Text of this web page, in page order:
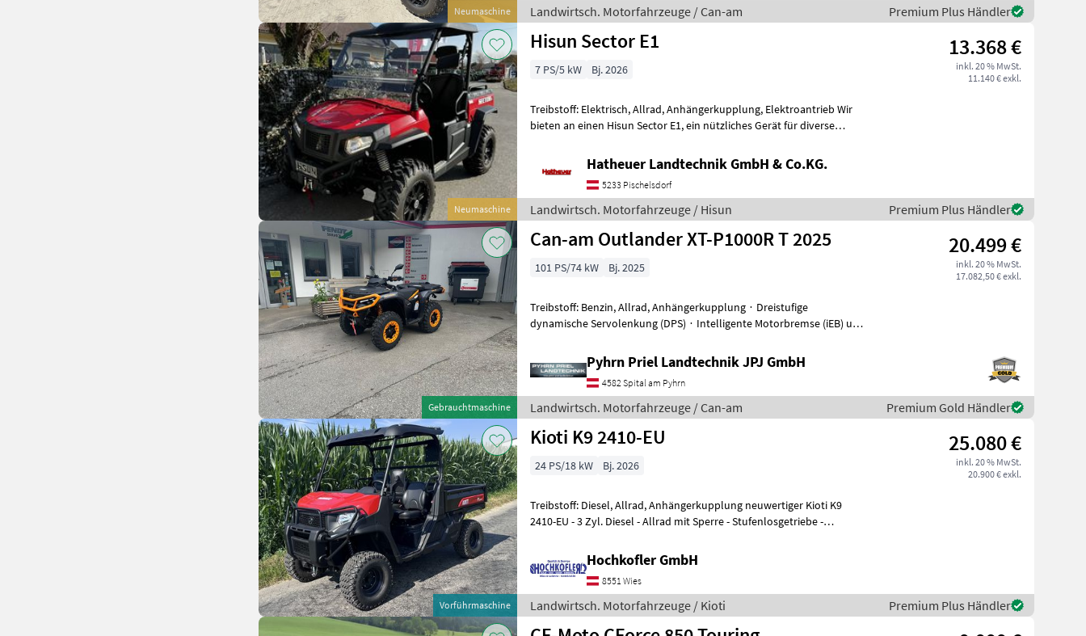
Neumaschine Landwirtsch. Motorfahrzeuge / Can-am Premium Plus Händler
Neumaschine
Hisun Sector E1 13.368 €
inkl. 20 % MwSt.
11.140 € exkl.
7 PS/5 kW Bj. 2026
Treibstoff: Elektrisch, Allrad, Anhängerkupplung, Elektroantrieb Wir
bieten an einen Hisun Sector E1, ein nützliches Gerät für diverse
Hatheuer Landtechnik GmbH & Co.KG.
5233 Pischelsdorf
Landwirtsch. Motorfahrzeuge / Hisun Premium Plus Händler
Gebrauchtmaschine
Can-am Outlander XT-P1000R T 2025 20.499 €
inkl. 20 % MwSt.
17.082,50 € exkl.
101 PS/74 kW Bj. 2025
Treibstoff: Benzin, Allrad, Anhängerkupplung ∙ Dreistufige
dynamische Servolenkung (DPS) ∙ Intelligente Motorbremse (iEB) und
Pyhrn Priel Landtechnik JPJ GmbH
4582 Spital am Pyhrn
Landwirtsch. Motorfahrzeuge / Can-am Premium Gold Händler
Vorführmaschine
Kioti K9 2410-EU 25.080 €
inkl. 20 % MwSt.
20.900 € exkl.
24 PS/18 kW Bj. 2026
Treibstoff: Diesel, Allrad, Anhängerkupplung neuwertiger Kioti K9
2410-EU - 3 Zyl. Diesel - Allrad mit Sperre - Stufenlosgetriebe -
Hochkofler GmbH
8551 Wies
Landwirtsch. Motorfahrzeuge / Kioti Premium Plus Händler